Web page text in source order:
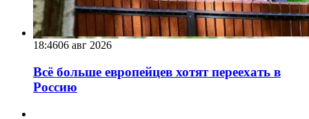
18:4606 авг 2026
Всё больше европейцев хотят переехать в
Россию